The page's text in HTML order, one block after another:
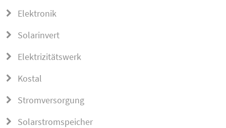
Elektronik
Solarinvert
Elektrizitätswerk
Kostal
Stromversorgung
Solarstromspeicher